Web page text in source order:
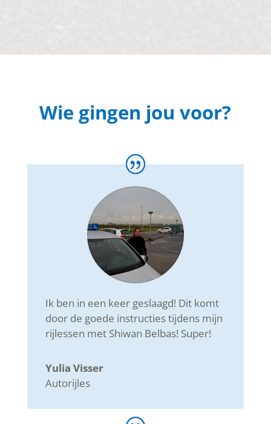
Wie gingen jou voor?
Ik ben in een keer geslaagd! Dit komt
door de goede instructies tijdens mijn
rijlessen met Shiwan Belbas! Super!
Yulia Visser
Autorijles